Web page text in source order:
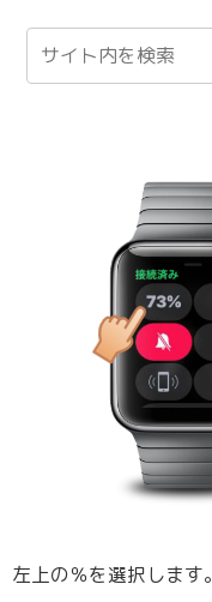
左上の％を選択します。